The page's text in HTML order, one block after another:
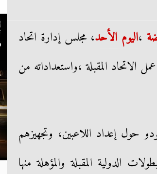
،اليوم الأحد، مجلس إدارة اتحاد
الاتحاد المقبلة ،واستعداداته من
حول إعداد اللاعبين، وتجهيزهم
الدولية المقبلة والمؤهلة منها